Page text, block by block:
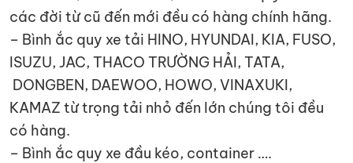
các đời từ cũ đến mới đều có hàng chính hãng.
– Bình ắc quy xe tải HINO, HYUNDAI, KIA, FUSO,
ISUZU, JAC, THACO TRƯỜNG HẢI, TATA,
DONGBEN, DAEWOO, HOWO, VINAXUKI,
KAMAZ từ trọng tải nhỏ đến lớn chúng tôi đều
có hàng.
– Bình ắc quy xe đầu kéo, container ….